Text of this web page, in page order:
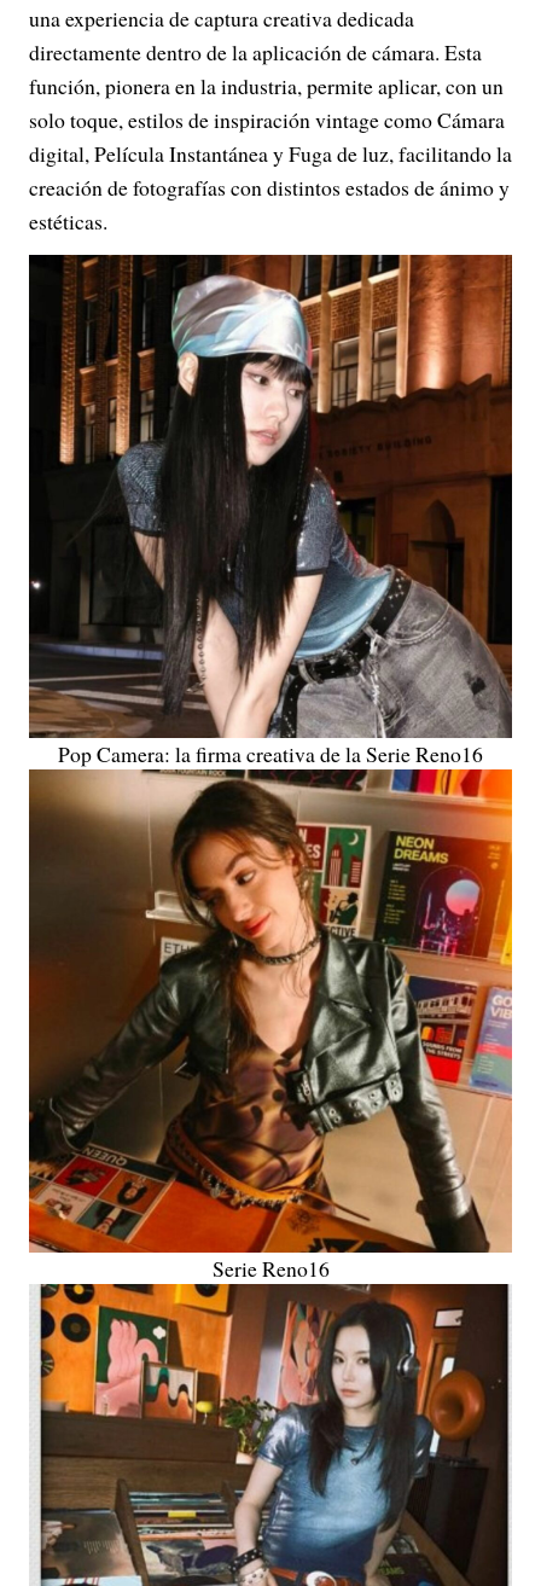
una experiencia de captura creativa dedicada
directamente dentro de la aplicación de cámara. Esta
función, pionera en la industria, permite aplicar, con un
solo toque, estilos de inspiración vintage como Cámara
digital, Película Instantánea y Fuga de luz, facilitando la
creación de fotografías con distintos estados de ánimo y
estéticas.
Pop Camera: la firma creativa de la Serie Reno16
Serie Reno16